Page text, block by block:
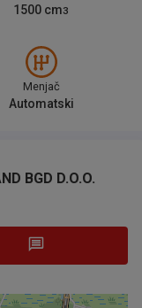
1500 cm3
Menjač
Automatski
BGD D.o.o.